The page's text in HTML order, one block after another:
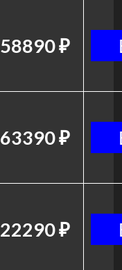
58890 ₽
63390 ₽
22290 ₽